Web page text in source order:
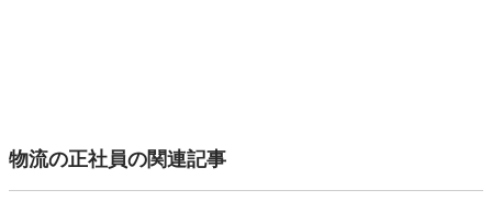
物流の正社員の関連記事